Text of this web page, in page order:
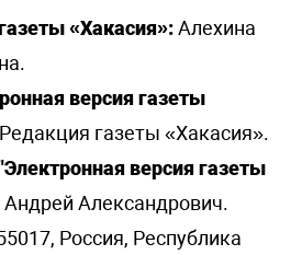
«Хакасия»:Алехина
версия газеты
газеты «Хакасия».
версия газеты
Александрович.
Россия, Республика